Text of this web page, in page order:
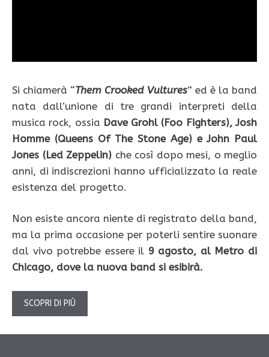
Si chiamerà “Them Crooked Vultures” ed è la band
nata dall’unione di tre grandi interpreti della
musica rock, ossia Dave Grohl (Foo Fighters), Josh
Homme (Queens Of The Stone Age) e John Paul
Jones (Led Zeppelin) che così dopo mesi, o meglio
anni, di indiscrezioni hanno ufficializzato la reale
esistenza del progetto.
Non esiste ancora niente di registrato della band,
ma la prima occasione per poterli sentire suonare
dal vivo potrebbe essere il 9 agosto, al Metro di
Chicago, dove la nuova band si esibirà.
SCOPRI DI PIÙ